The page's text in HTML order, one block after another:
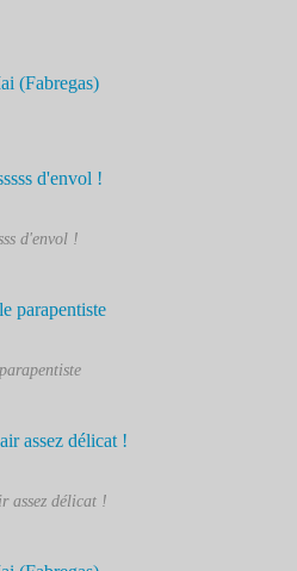
d'envol !
assez délicat !